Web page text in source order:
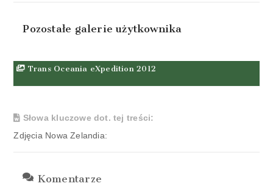
Pozostałe galerie użytkownika
Trans Oceania eXpedition 2012
Słowa kluczowe dot. tej treści:
Zdjęcia Nowa Zelandia:
Komentarze